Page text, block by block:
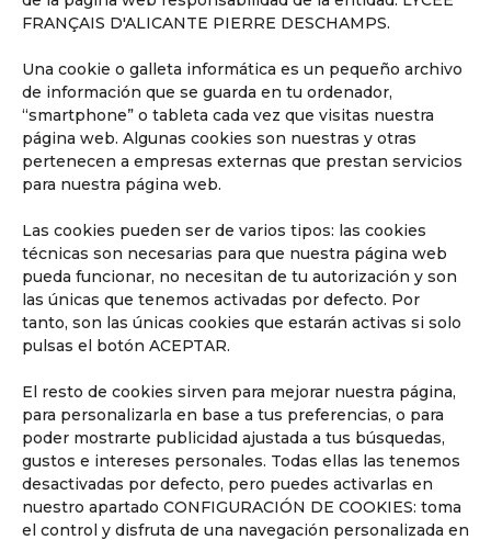
FRANÇAIS D'ALICANTE PIERRE DESCHAMPS.
Una cookie o galleta informática es un pequeño archivo
de información que se guarda en tu ordenador,
“smartphone” o tableta cada vez que visitas nuestra
página web. Algunas cookies son nuestras y otras
pertenecen a empresas externas que prestan servicios
para nuestra página web.
Las cookies pueden ser de varios tipos: las cookies
técnicas son necesarias para que nuestra página web
pueda funcionar, no necesitan de tu autorización y son
las únicas que tenemos activadas por defecto. Por
tanto, son las únicas cookies que estarán activas si solo
pulsas el botón ACEPTAR.
El resto de cookies sirven para mejorar nuestra página,
para personalizarla en base a tus preferencias, o para
poder mostrarte publicidad ajustada a tus búsquedas,
gustos e intereses personales. Todas ellas las tenemos
desactivadas por defecto, pero puedes activarlas en
nuestro apartado CONFIGURACIÓN DE COOKIES: toma
el control y disfruta de una navegación personalizada en
reflexionando y memorizando.
Descubrir
Descubre Secundaria
Hasta los 18 años, preparados para
obtener el Baccalauréat.